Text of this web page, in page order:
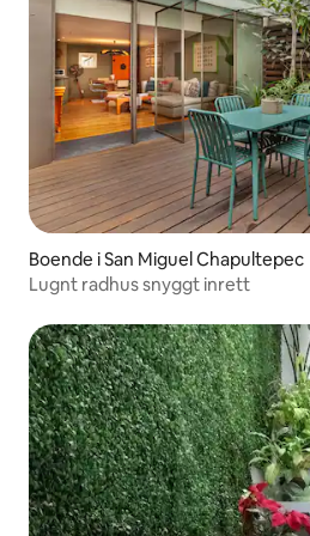
Boende i San Miguel Chapultepec
Lugnt radhus snyggt inrett